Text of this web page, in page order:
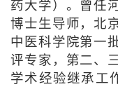
药大学）。曾任
博士生导师，北
中医科学院第一
评专家，第二、
学术经验继承工